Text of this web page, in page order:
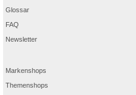
Glossar
FAQ
Newsletter
Markenshops
Themenshops